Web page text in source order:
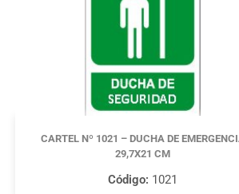
CARTEL Nº 1021 – DUCHA DE
29,7X21 CM
Código: 1021